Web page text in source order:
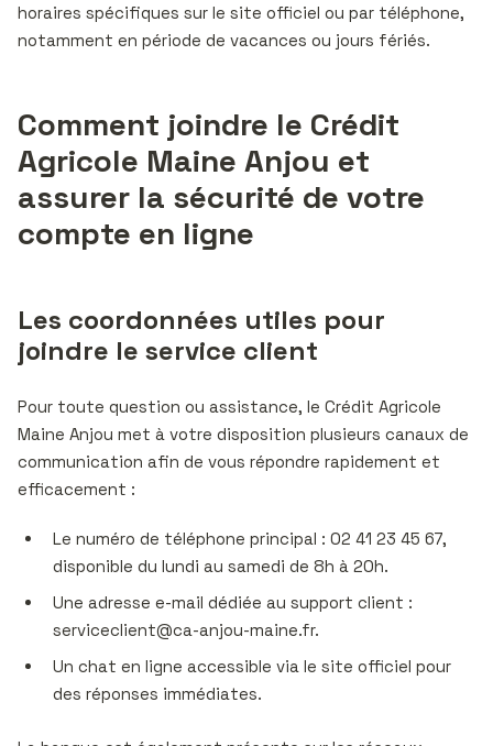
horaires spécifiques sur le site officiel ou par téléphone,
notamment en période de vacances ou jours fériés.
Comment joindre le Crédit
Agricole Maine Anjou et
assurer la sécurité de votre
compte en ligne
Les coordonnées utiles pour
joindre le service client
Pour toute question ou assistance, le Crédit Agricole
Maine Anjou met à votre disposition plusieurs canaux de
communication afin de vous répondre rapidement et
efficacement :
Le numéro de téléphone principal : 02 41 23 45 67,
disponible du lundi au samedi de 8h à 20h.
Une adresse e-mail dédiée au support client :
serviceclient@ca-anjou-maine.fr.
Un chat en ligne accessible via le site officiel pour
des réponses immédiates.